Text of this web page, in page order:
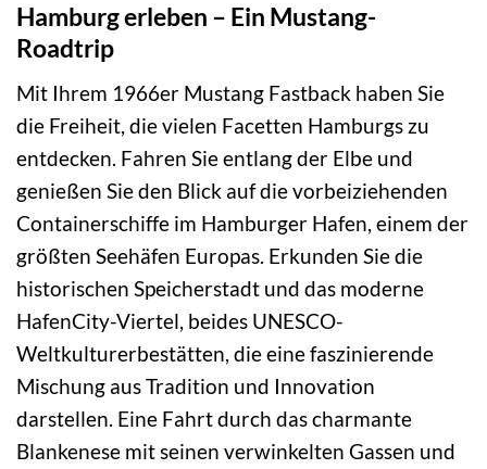
Hamburg erleben – Ein Mustang-
Roadtrip
Mit Ihrem 1966er Mustang Fastback haben Sie
die Freiheit, die vielen Facetten Hamburgs zu
entdecken. Fahren Sie entlang der Elbe und
genießen Sie den Blick auf die vorbeiziehenden
Containerschiffe im Hamburger Hafen, einem der
größten Seehäfen Europas. Erkunden Sie die
historischen Speicherstadt und das moderne
HafenCity-Viertel, beides UNESCO-
Weltkulturerbestätten, die eine faszinierende
Mischung aus Tradition und Innovation
darstellen. Eine Fahrt durch das charmante
Blankenese mit seinen verwinkelten Gassen und